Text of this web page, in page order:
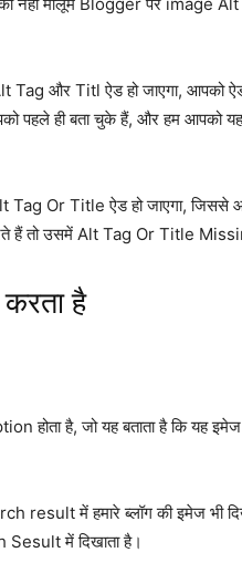
Tag और Titl ऐड हो जाएगा, आपको
पहले ही बता चुके हैं, और हम आपको
Or Title ऐड हो जाएगा, जिससे
तो उसमें Alt Tag Or Title
है
है, जो यह बताता है कि यह इमेज
result में हमारे ब्लॉग की इमेज भी
Sesult में दिखाता है।